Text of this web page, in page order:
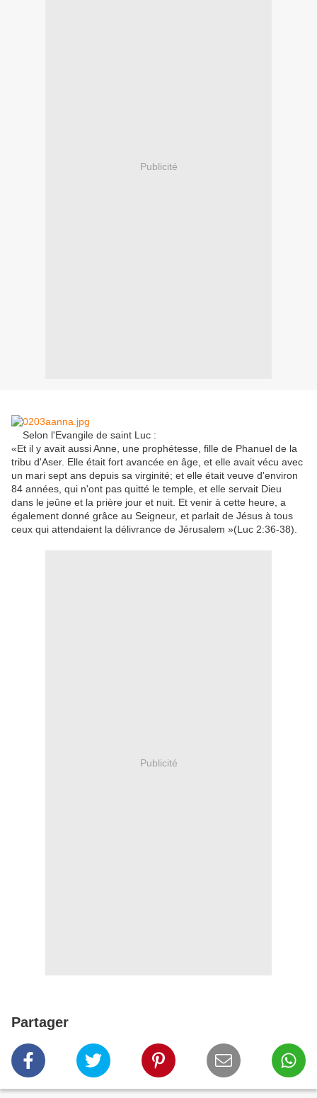
Publicité
Selon l'Evangile de saint Luc :
«Et il y avait aussi Anne une prophétesse fille de Phanuel de la
tribu d'Aser. Elle était fort avancée en âge et elle avait vécu avec
un mari sept ans depuis sa virginité; et elle était veuve d'environ
84 années qui n'ont pas quitté le temple et elle servait Dieu
dans le jeûne et la prière jour et nuit Et venir à cette heure , a
également donné grâce au Seigneur, et parlait de Jésus à tous
ceux qui attendaient la délivrance de Jérusalem »(Luc 2:36-38)
Publicité
Partager